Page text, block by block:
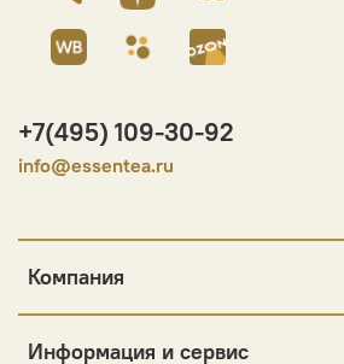
Компания
Информация и сервис
+7(495) 109-30-92
info@essentea.ru